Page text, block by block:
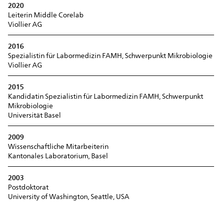
2020
Leiterin Middle Corelab
Viollier AG
2016
Spezialistin für Labormedizin FAMH, Schwerpunkt Mikrobiologie
Viollier AG
2015
Kandidatin Spezialistin für Labormedizin FAMH, Schwerpunkt
Mikrobiologie
Universität Basel
2009
Wissenschaftliche Mitarbeiterin
Kantonales Laboratorium, Basel
2003
Postdoktorat
University of Washington, Seattle, USA